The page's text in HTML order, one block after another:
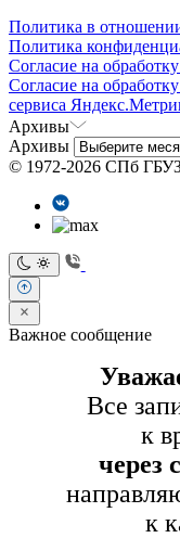
Политика в
Политика
Согласие на
Согласие на
сервиса
Архивы
Архивы
© 1972-2026 СПб
Важное сообщение
Все
к
через
к